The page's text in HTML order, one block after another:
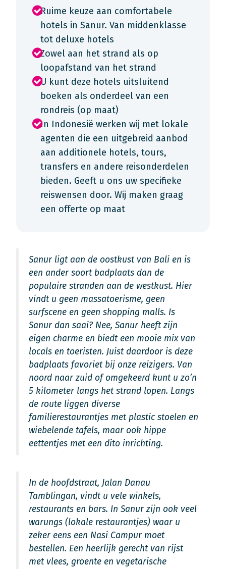
Ruime keuze aan comfortabele
hotels in Sanur. Van middenklasse
tot deluxe hotels
Zowel aan het strand als op
loopafstand van het strand
U kunt deze hotels uitsluitend
boeken als onderdeel van een
rondreis (op maat)
In Indonesië werken wij met lokale
agenten die een uitgebreid aanbod
aan additionele hotels, tours,
transfers en andere reisonderdelen
bieden. Geeft u ons uw specifieke
reiswensen door. Wij maken graag
een offerte op maat
Sanur ligt aan de oostkust van Bali en is
een ander soort badplaats dan de
populaire stranden aan de westkust. Hier
vindt u geen massatoerisme, geen
surfscene en geen shopping malls. Is
Sanur dan saai? Nee, Sanur heeft zijn
eigen charme en biedt een mooie mix van
locals en toeristen. Juist daardoor is deze
badplaats favoriet bij onze reizigers. Van
noord naar zuid of omgekeerd kunt u zo’n
5 kilometer langs het strand lopen. Langs
de route liggen diverse
familierestaurantjes met plastic stoelen en
wiebelende tafels, maar ook hippe
eettentjes met een dito inrichting.
In de hoofdstraat, Jalan Danau
Tamblingan, vindt u vele winkels,
restaurants en bars. In Sanur zijn ook veel
warungs (lokale restaurantjes) waar u
zeker eens een Nasi Campur moet
bestellen. Een heerlijk gerecht van rijst
met vlees, groente en vegetarische